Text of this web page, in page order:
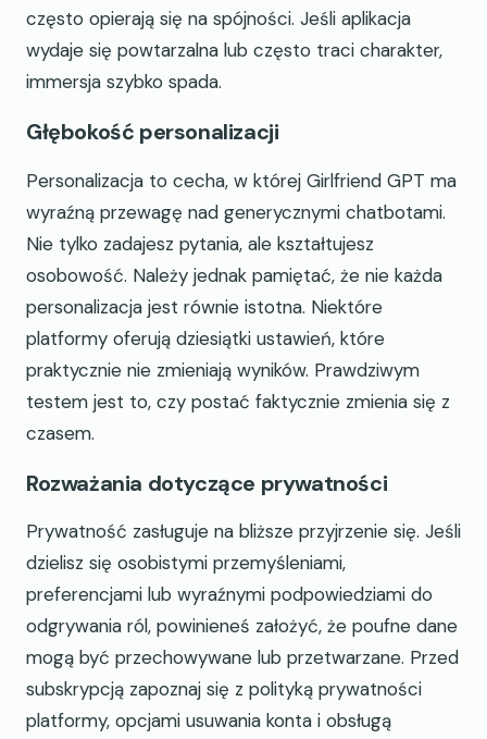
często opierają się na spójności. Jeśli aplikacja
wydaje się powtarzalna lub często traci charakter,
immersja szybko spada.
Głębokość personalizacji
Personalizacja to cecha, w której Girlfriend GPT ma
wyraźną przewagę nad generycznymi chatbotami.
Nie tylko zadajesz pytania, ale kształtujesz
osobowość. Należy jednak pamiętać, że nie każda
personalizacja jest równie istotna. Niektóre
platformy oferują dziesiątki ustawień, które
praktycznie nie zmieniają wyników. Prawdziwym
testem jest to, czy postać faktycznie zmienia się z
czasem.
Rozważania dotyczące prywatności
Prywatność zasługuje na bliższe przyjrzenie się. Jeśli
dzielisz się osobistymi przemyśleniami,
preferencjami lub wyraźnymi podpowiedziami do
odgrywania ról, powinieneś założyć, że poufne dane
mogą być przechowywane lub przetwarzane. Przed
subskrypcją zapoznaj się z polityką prywatności
platformy, opcjami usuwania konta i obsługą